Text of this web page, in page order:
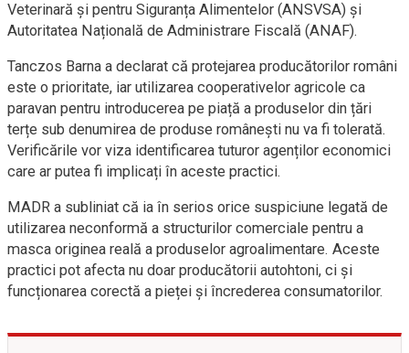
Veterinară și pentru Siguranța Alimentelor (ANSVSA) și
Autoritatea Națională de Administrare Fiscală (ANAF).
Tanczos Barna a declarat că protejarea producătorilor români
este o prioritate, iar utilizarea cooperativelor agricole ca
paravan pentru introducerea pe piață a produselor din țări
terțe sub denumirea de produse românești nu va fi tolerată.
Verificările vor viza identificarea tuturor agenților economici
care ar putea fi implicați în aceste practici.
MADR a subliniat că ia în serios orice suspiciune legată de
utilizarea neconformă a structurilor comerciale pentru a
masca originea reală a produselor agroalimentare. Aceste
practici pot afecta nu doar producătorii autohtoni, ci și
funcționarea corectă a pieței și încrederea consumatorilor.